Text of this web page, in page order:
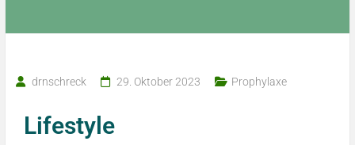
drnschreck 29. Oktober 2023 Prophylaxe
Lifestyle